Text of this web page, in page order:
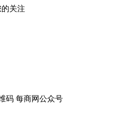
的关注
每商网公众号